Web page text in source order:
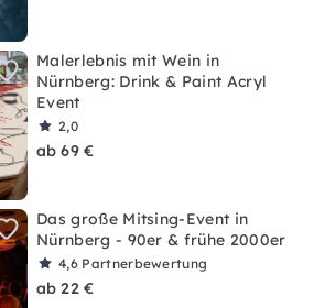
Malerlebnis mit Wein in
Nürnberg: Drink & Paint Acryl
Event
2,0
ab 69 €
Das große Mitsing-Event in
Nürnberg - 90er & frühe 2000er
4,6 Partnerbewertung
ab 22 €